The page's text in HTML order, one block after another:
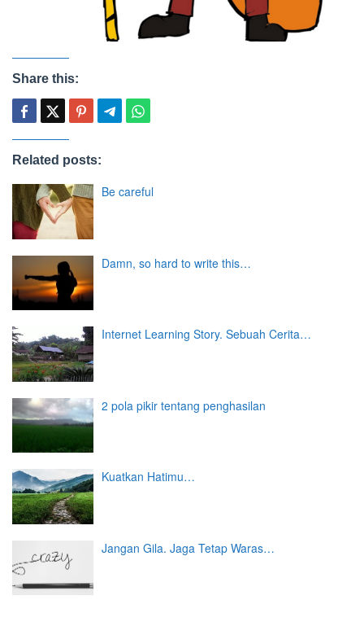
Share this:
Related posts:
Be careful
Damn, so hard to write this…
Internet Learning Story. Sebuah Cerita…
2 pola pikir tentang penghasilan
Kuatkan Hatimu…
Jangan Gila. Jaga Tetap Waras…